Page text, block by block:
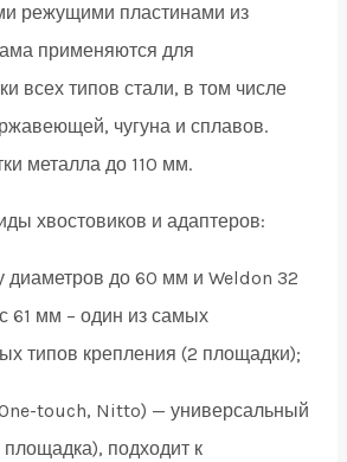
режущими пластинами из
применяются для
всех типов стали, в том числе
чугуна и сплавов.
металла до 110 мм.
хвостовиков и адаптеров:
диаметров до 60 мм и Weldon 32
61 мм – один из самых
типов крепления (2 площадки);
touch, Nitto) — универсальный
площадка), подходит к